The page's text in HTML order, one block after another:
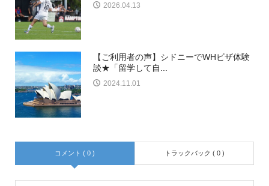
2026.04.13
【ご利用者の声】シドニーでWHビザ体験
談★「留学して自...
2024.11.01
コメント ( 0 ) トラックバック ( 0 )